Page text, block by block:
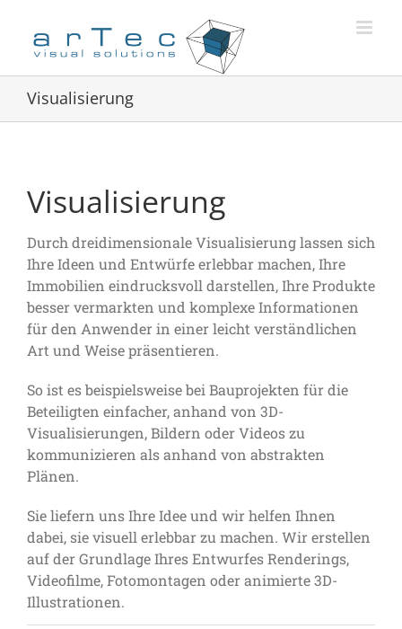
Inhalt
springen
Visualisierung
Visualisierung
Durch dreidimensionale Visualisierung lassen sich
Ihre Ideen und Entwürfe erlebbar machen, Ihre
Immobilien eindrucksvoll darstellen, Ihre Produkte
besser vermarkten und komplexe Informationen
für den Anwender in einer leicht verständlichen
Art und Weise präsentieren.
So ist es beispielsweise bei Bauprojekten für die
Beteiligten einfacher, anhand von 3D-
Visualisierungen, Bildern oder Videos zu
kommunizieren als anhand von abstrakten
Plänen.
Sie liefern uns Ihre Idee und wir helfen Ihnen
dabei, sie visuell erlebbar zu machen. Wir erstellen
auf der Grundlage Ihres Entwurfes Renderings,
Videofilme, Fotomontagen oder animierte 3D-
Illustrationen.